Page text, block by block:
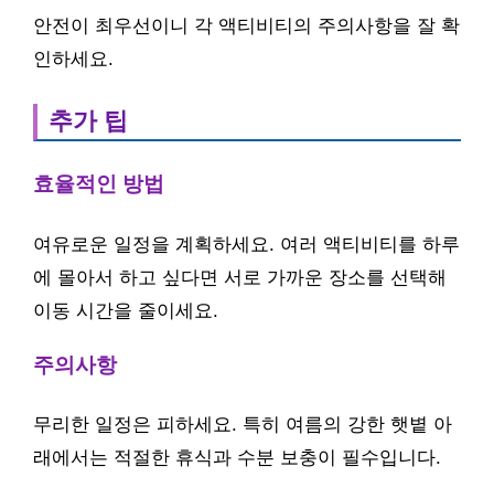
안전이 최우선이니 각 액티비티의 주의사항을 잘 확
인하세요.
추가 팁
효율적인 방법
여유로운 일정을 계획하세요. 여러 액티비티를 하루
에 몰아서 하고 싶다면 서로 가까운 장소를 선택해
이동 시간을 줄이세요.
주의사항
무리한 일정은 피하세요. 특히 여름의 강한 햇볕 아
래에서는 적절한 휴식과 수분 보충이 필수입니다.